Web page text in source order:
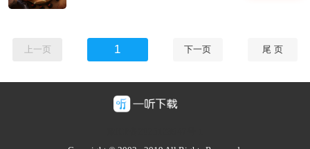
上一页 1 下一页 尾 页